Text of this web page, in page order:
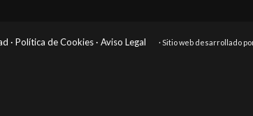
· Política de Cookies · Aviso Legal · Sitio web desarrollado